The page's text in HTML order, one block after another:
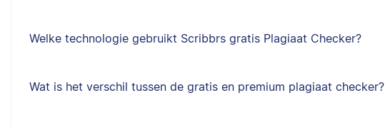
Welke technologie gebruikt Scribbrs gratis Plagiaat Checker?
Wat is het verschil tussen de gratis en premium plagiaat checker?